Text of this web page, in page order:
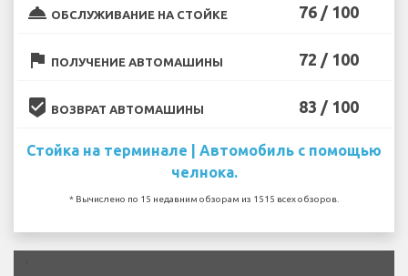
room_service ОБСЛУЖИВАНИЕ НА СТОЙКЕ 76 / 100
flag ПОЛУЧЕНИЕ АВТОМАШИНЫ 72 / 100
beenhere ВОЗВРАТ АВТОМАШИНЫ 83 / 100
Стойка на терминале | Автомобиль с помощью
челнока.
* Вычислено по 15 недавним обзорам из 1515 всех обзоров.